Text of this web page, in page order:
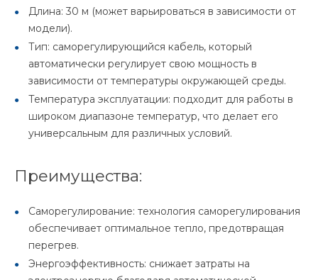
Длина: 30 м (может варьироваться в зависимости от
модели).
Тип: саморегулирующийся кабель, который
автоматически регулирует свою мощность в
зависимости от температуры окружающей среды.
Температура эксплуатации: подходит для работы в
широком диапазоне температур, что делает его
универсальным для различных условий.
Преимущества:
Саморегулирование: технология саморегулирования
обеспечивает оптимальное тепло, предотвращая
перегрев.
Энергоэффективность: снижает затраты на